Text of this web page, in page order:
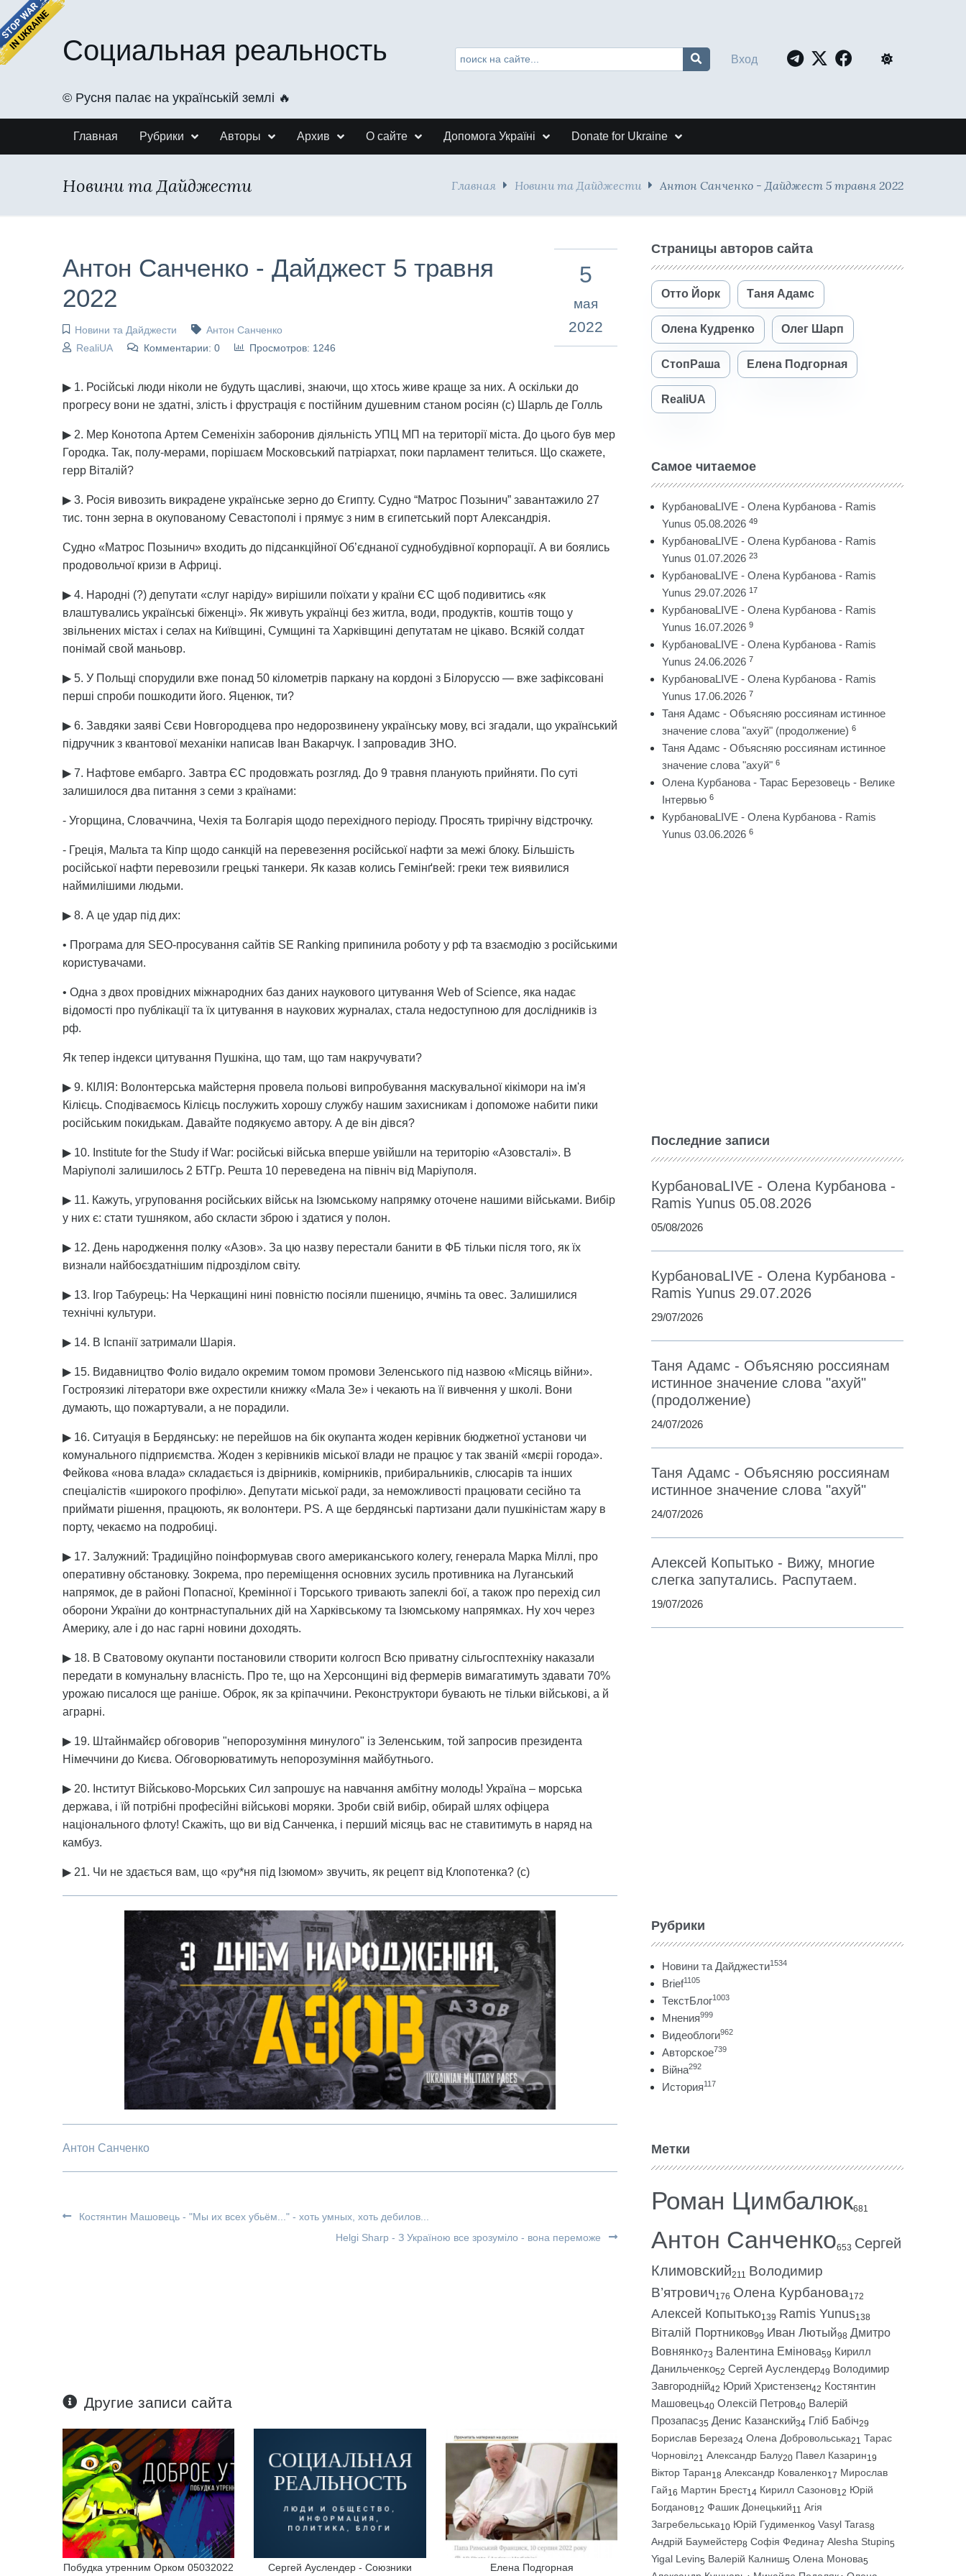
Социальная реальность
©️ Русня палає на українській землі 🔥
Вход
Главная Рубрики Авторы Архив О сайте Допомога Україні Donate for Ukraine
Новини та Дайджести Главная Новини та Дайджести Антон Санченко - Дайджест 5 травня 2022
Антон Санченко - Дайджест 5 травня
2022
Новини та Дайджести
Антон Санченко
RealiUA
Комментарии: 0 Просмотров: 1246
5
мая
2022
▶ 1. Російські люди ніколи не будуть щасливі, знаючи, що хтось живе краще за них. А оскільки до
прогресу вони не здатні, злість і фрустрація є постійним душевним станом росіян (с) Шарль де Голль
▶ 2. Мер Конотопа Артем Семеніхін заборонив діяльність УПЦ МП на території міста. До цього був мер
Городка. Так, полу-мерами, порішаєм Московський патріархат, поки парламент телиться. Що скажете,
герр Віталій?
▶ 3. Росія вивозить викрадене українське зерно до Єгипту. Судно “Матрос Позынич” завантажило 27
тис. тонн зерна в окупованому Севастополі і прямує з ним в єгипетський порт Александрія.
Судно «Матрос Позынич» входить до підсанкційної Об’єднаної суднобудівної корпорації. А ви боялись
продовольчої кризи в Африці.
▶ 4. Народні (?) депутати «слуг наріду» вирішили поїхати у країни ЄС щоб подивитись «як
влаштувались українські біженці». Як живуть українці без житла, води, продуктів, коштів тощо у
звільнених містах і селах на Київщині, Сумщині та Харківщині депутатам не цікаво. Всякій солдат
понімай свой маньовр.
▶ 5. У Польщі спорудили вже понад 50 кілометрів паркану на кордоні з Білоруссю — вже зафіксовані
перші спроби пошкодити його. Яценюк, ти?
▶ 6. Завдяки заяві Сєви Новгородцева про недорозвинену українську мову, всі згадали, що український
підручник з квантової механіки написав Іван Вакарчук. І запровадив ЗНО.
▶ 7. Нафтове ембарго. Завтра ЄС продовжать розгляд. До 9 травня планують прийняти. По суті
залишилося два питання з семи з країнами:
- Угорщина, Словаччина, Чехія та Болгарія щодо перехідного періоду. Просять трирічну відстрочку.
- Греція, Мальта та Кіпр щодо санкцій на перевезення російської нафти за межі блоку. Більшість
російської нафти перевозили грецькі танкери. Як казав колись Гемінґвей: греки теж виявилися
наймилішими людьми.
▶ 8. А це удар під дих:
• Програма для SEO-просування сайтів SE Ranking припинила роботу у рф та взаємодію з російськими
користувачами.
• Одна з двох провідних міжнародних баз даних наукового цитування Web of Science, яка надає
відомості про публікації та їх цитування в наукових журналах, стала недоступною для дослідників із
рф.
Як тепер індекси цитування Пушкіна, що там, що там накручувати?
▶ 9. КІЛІЯ: Волонтерська майстерня провела польові випробування маскувальної кікімори на ім'я
Кілієць. Сподіваємось Кілієць послужить хорошу службу нашим захисникам і допоможе набити пики
російським покидькам. Давайте подякуємо автору. А де він дівся?
▶ 10. Institute for the Study if War: російські війська вперше увійшли на територію «Азовсталі». В
Маріуполі залишилось 2 БТГр. Решта 10 переведена на північ від Маріуполя.
▶ 11. Кажуть, угруповання російських військ на Ізюмському напрямку оточене нашими військами. Вибір
у них є: стати тушняком, або скласти зброю і здатися у полон.
▶ 12. День народження полку «Азов». За цю назву перестали банити в ФБ тільки після того, як їх
визнали найбоєздатнішим підрозділом світу.
▶ 13. Ігор Табурець: На Черкащині нині повністю посіяли пшеницю, ячмінь та овес. Залишилися
технічні культури.
▶ 14. В Іспанії затримали Шарія.
▶ 15. Видавництво Фоліо видало окремим томом промови Зеленського під назвою «Місяць війни».
Гостроязикі літератори вже охрестили книжку «Мала Зе» і чекають на її вивчення у школі. Вони
думають, що пожартували, а не порадили.
▶ 16. Ситуація в Бердянську: не перейшов на бік окупанта жоден керівник бюджетної установи чи
комунального підприємства. Жоден з керівників міської влади не працює у так званій «мєріі города».
Фейкова «нова влада» складається із двірників, комірників, прибиральників, слюсарів та інших
спеціалістів «широкого профілю». Депутати міської ради, за неможливості працювати сесійно та
приймати рішення, працюють, як волонтери. PS. А ще бердянські партизани дали пушкіністам жару в
порту, чекаємо на подробиці.
▶ 17. Залужний: Традиційно поінформував свого американського колегу, генерала Марка Міллі, про
оперативну обстановку. Зокрема, про переміщення основних зусиль противника на Луганський
напрямок, де в районі Попасної, Кремінної і Торського тривають запеклі бої, а також про перехід сил
оборони України до контрнаступальних дій на Харківському та Ізюмському напрямках. Ну хоч через
Америку, але і до нас гарні новини доходять.
▶ 18. В Сватовому окупанти постановили створити колгосп Всю приватну сільгосптехніку наказали
передати в комунальну власність. Про те, що на Херсонщині від фермерів вимагатимуть здавати 70%
урожаю писалося ще раніше. Оброк, як за кріпаччини. Реконструктори бувають не тільки військові, а й
аграрні.
▶ 19. Штайнмайєр обговорив "непорозуміння минулого" із Зеленським, той запросив президента
Німеччини до Києва. Обговорюватимуть непорозуміння майбутнього.
▶ 20. Інститут Військово-Морських Сил запрошує на навчання амбітну молодь! Україна – морська
держава, і їй потрібні професійні військові моряки. Зроби свій вибір, обирай шлях офіцера
національного флоту! Скажіть, що ви від Санченка, і перший місяць вас не ставитимуть в наряд на
камбуз.
▶ 21. Чи не здається вам, що «ру*ня під Ізюмом» звучить, як рецепт від Клопотенка? (с)
Антон Санченко
Костянтин Машовець - "Мы их всех убьём..." - хоть умных, хоть дебилов...
Helgi Sharp - З Україною все зрозуміло - вона переможе
Другие записи сайта
Побудка утренним Орком 05032022
Сергей Ауслендер - Союзники
Елена Подгорная
Страницы авторов сайта
Отто Йорк Таня Адамс
Олена Кудренко Олег Шарп
СтопРаша Елена Подгорная
RealiUA
Самое читаемое
КурбановаLIVE - Олена Курбанова - Ramis
Yunus 05.08.2026 49
КурбановаLIVE - Олена Курбанова - Ramis
Yunus 01.07.2026 23
КурбановаLIVE - Олена Курбанова - Ramis
Yunus 29.07.2026 17
КурбановаLIVE - Олена Курбанова - Ramis
Yunus 16.07.2026 9
КурбановаLIVE - Олена Курбанова - Ramis
Yunus 24.06.2026 7
КурбановаLIVE - Олена Курбанова - Ramis
Yunus 17.06.2026 7
Таня Адамс - Объясняю россиянам истинное
значение слова "ахуй" (продолжение) 6
Таня Адамс - Объясняю россиянам истинное
значение слова "ахуй" 6
Олена Курбанова - Тарас Березовець - Велике
Інтервью 6
КурбановаLIVE - Олена Курбанова - Ramis
Yunus 03.06.2026 6
Последние записи
КурбановаLIVE - Олена Курбанова -
Ramis Yunus 05.08.2026
05/08/2026
КурбановаLIVE - Олена Курбанова -
Ramis Yunus 29.07.2026
29/07/2026
Таня Адамс - Объясняю россиянам
истинное значение слова "ахуй"
(продолжение)
24/07/2026
Таня Адамс - Объясняю россиянам
истинное значение слова "ахуй"
24/07/2026
Алексей Копытько - Вижу, многие
слегка запутались. Распутаем.
19/07/2026
Рубрики
Новини та Дайджести1534
Brief1105
ТекстБлог1003
Мнения999
Видеоблоги962
Авторское739
Війна292
История117
Метки
Роман Цимбалюк681
Антон Санченко653 Сергей
Климовский211 Володимир
В’ятрович176 Олена Курбанова172
Алексей Копытько139 Ramis Yunus138
Віталій Портников99 Иван Лютый98 Дмитро
Вовнянко73 Валентина Емінова59 Кирилл
Данильченко52 Сергей Ауслендер49 Володимир
Завгородній42 Юрий Христензен42 Костянтин
Машовець40 Олексій Петров40 Валерій
Прозапас35 Денис Казанский34 Гліб Бабіч29
Борислав Береза24 Олена Добровольська21 Тарас
Чорновіл21 Александр Балу20 Павел Казарин19
Віктор Таран18 Александр Коваленко17 Мирослав
Гай16 Мартин Брест14 Кирилл Сазонов12 Юрій
Богданов12 Фашик Донецький11 Агія
Загребельська10 Юрій Гудименко9 Vasyl Taras8
Андрій Баумейстер8 Софія Федина7 Alesha Stupin5
Yigal Levin5 Валерій Калниш5 Олена Монова5